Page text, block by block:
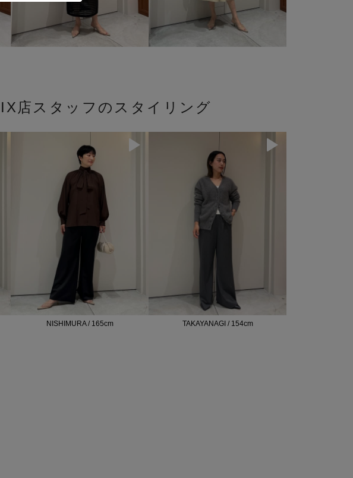
店スタッフのスタイリング
NISHIMURA / 165cm TAKAYANAGI / 154cm